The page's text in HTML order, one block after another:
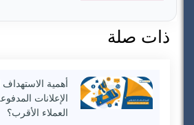
ذات صلة
أهمية الاستهداف
الإعلانات
العملاء الأقرب؟